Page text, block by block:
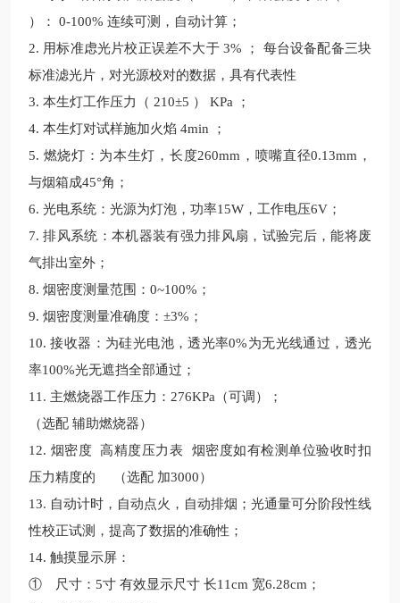
）： 0-100% 连续可测，自动计算；
2. 用标准虑光片校正误差不大于 3% ； 每台设备配备三块
标准滤光片，对光源校对的数据，具有代表性
3. 本生灯工作压力（ 210±5 ） KPa ；
4. 本生灯对试样施加火焰 4min ；
5. 燃烧灯：为本生灯，长度260mm，喷嘴直径0.13mm，
与烟箱成45°角；
6. 光电系统：光源为灯泡，功率15W，工作电压6V；
7. 排风系统：本机器装有强力排风扇，试验完后，能将废
气排出室外；
8. 烟密度测量范围：0~100%；
9. 烟密度测量准确度：±3%；
10. 接收器：为硅光电池，透光率0%为无光线通过，透光
率100%光无遮挡全部通过；
11. 主燃烧器工作压力：276KPa（可调）；
（选配 辅助燃烧器）
12. 烟密度 高精度压力表 烟密度如有检测单位验收时扣
压力精度的 （选配 加3000）
13. 自动计时，自动点火，自动排烟；光通量可分阶段性线
性校正试测，提高了数据的准确性；
14. 触摸显示屏：
① 尺寸：5寸 有效显示尺寸 长11cm 宽6.28cm；